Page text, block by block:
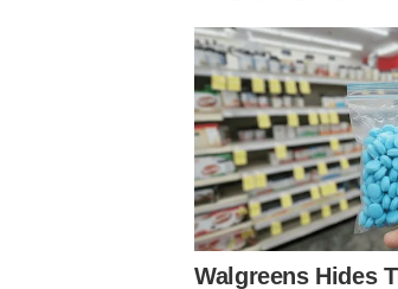
O jovem meia projetou o próximo duelo
de um clássico. Porém, destacou que a